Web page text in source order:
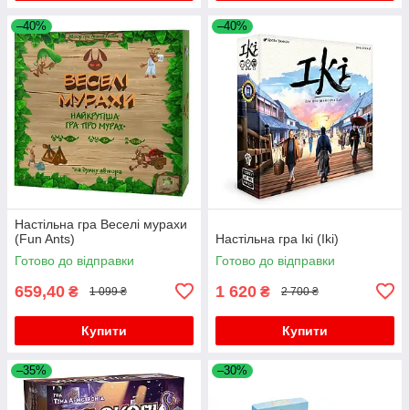
–40%
Настільна гра Веселі мурахи
(Fun Ants)
Готово до відправки
659,40 ₴ 1 099 ₴
Купити
–40%
Настільна гра Ікі (Iki)
Готово до відправки
1 620 ₴ 2 700 ₴
Купити
–35% –30%